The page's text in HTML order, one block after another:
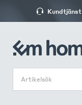
Kundtjänst